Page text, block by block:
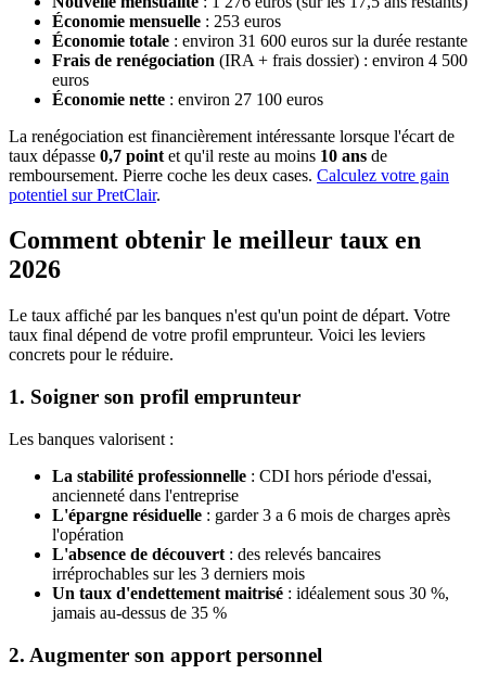
Économie mensuelle : 253 euros
Économie totale : environ 31 600 euros sur la durée restante
Frais de renégociation (IRA + frais dossier) : environ 4 500
euros
Économie nette : environ 27 100 euros
La renégociation est financièrement intéressante lorsque l'écart de
taux dépasse 0,7 point et qu'il reste au moins 10 ans de
remboursement. Pierre coche les deux cases. Calculez votre gain
potentiel sur PretClair.
Comment obtenir le meilleur taux en
2026
Le taux affiché par les banques n'est qu'un point de départ. Votre
taux final dépend de votre profil emprunteur. Voici les leviers
concrets pour le réduire.
1. Soigner son profil emprunteur
Les banques valorisent :
La stabilité professionnelle : CDI hors période d'essai,
ancienneté dans l'entreprise
L'épargne résiduelle : garder 3 a 6 mois de charges après
l'opération
L'absence de découvert : des relevés bancaires
irréprochables sur les 3 derniers mois
Un taux d'endettement maitrisé : idéalement sous 30 %,
jamais au-dessus de 35 %
2. Augmenter son apport personnel